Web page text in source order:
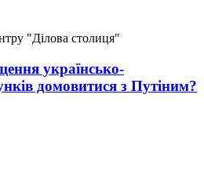
"Ділова столиця"
українсько-
домовитися з Путіним?